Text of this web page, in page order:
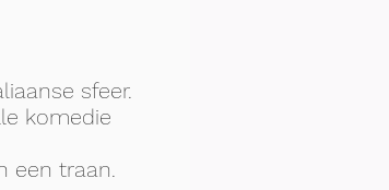
sfeer.
komedie
een traan.